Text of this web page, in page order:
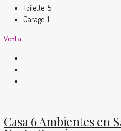
Toilette: 5
Garage: 1
Venta
Casa 6 Ambientes en